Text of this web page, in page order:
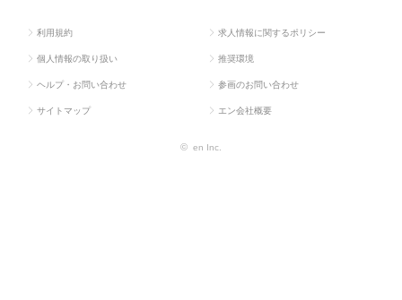
利用規約 求人情報に関するポリシー
個人情報の取り扱い 推奨環境
ヘルプ・お問い合わせ 参画のお問い合わせ
サイトマップ エン会社概要
© en Inc.